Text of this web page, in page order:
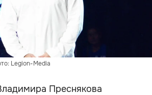
Legion-Media
Преснякова